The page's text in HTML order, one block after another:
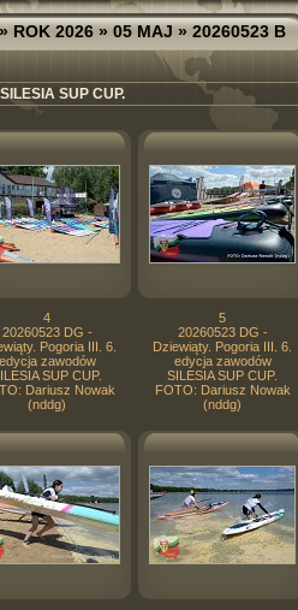
ROK 2026»05 MAJ» 20260523 B
SUP CUP.
4
20260523 DG -
Pogoria III. 6.
edycja zawodów
SUP CUP.
Dariusz Nowak
(nddg)
5
20260523 DG -
Dziewiąty. Pogoria III. 6.
edycja zawodów
SILESIA SUP CUP.
FOTO: Dariusz Nowak
(nddg)